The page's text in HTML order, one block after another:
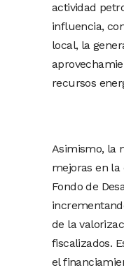
actividad
influencia,
local, la
recursos
Asimismo, la
mejoras en
Fondo de
de la
fiscalizados.
el